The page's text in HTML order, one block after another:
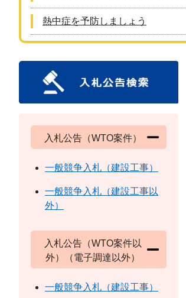
熱中症を予防しましょう
入札公告（WTO案件）
一般競争入札（建設工事）
一般競争入札（建設工事以
外）
入札公告（WTO案件以
外）（電子調達以外）
一般競争入札（建設工事）